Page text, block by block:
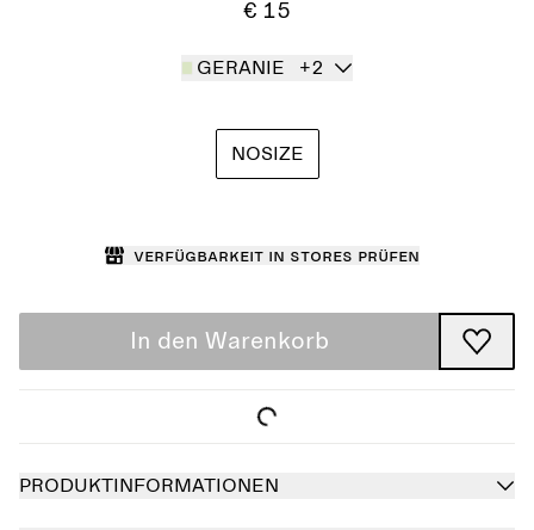
€ 15
GERANIE +2
NOSIZE
Verfügbarkeit in Stores prüfen
In den Warenkorb
PRODUKTINFORMATIONEN